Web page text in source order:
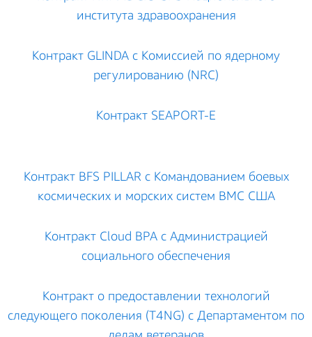
института здравоохранения
Контракт GLINDA с Комиссией по ядерному
регулированию (NRC)
Контракт SEAPORT-E
Контракт BFS PILLAR с Командованием боевых
космических и морских систем ВМС США
Контракт Cloud BPA с Администрацией
социального обеспечения
Контракт о предоставлении технологий
следующего поколения (T4NG) с Департаментом по